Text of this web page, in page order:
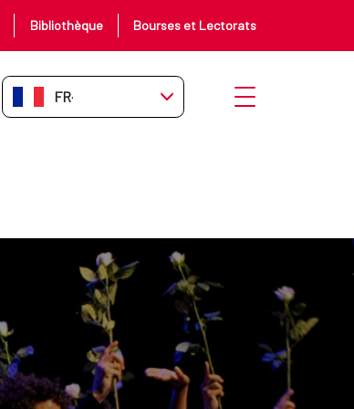
Bibliothèque Bourses et Lectorats
FR-FR Ouvrir le menu